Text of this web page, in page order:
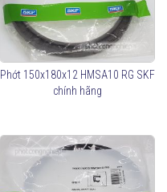
Phớt 150x180x12 HMSA10 RG SKF
chính hãng